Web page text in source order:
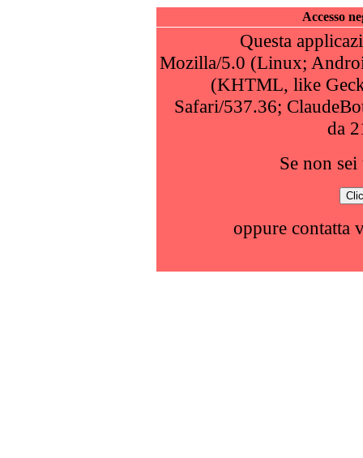
Accesso
Questa
Mozilla/5.0 (Linux;
(KHTML, like
Safari/537.36;
da
Se non
oppure contatta